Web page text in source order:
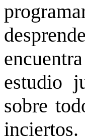
estudio
sobre